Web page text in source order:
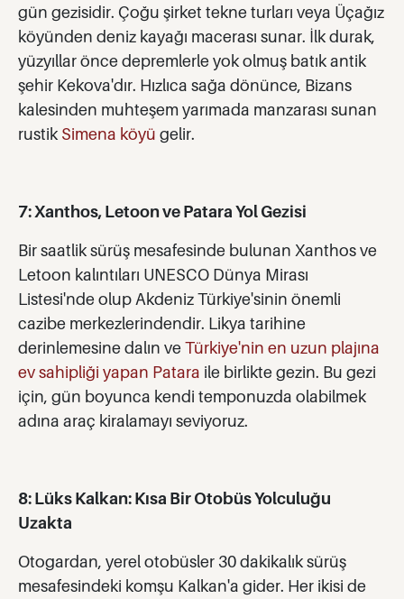
gün gezisidir. Çoğu şirket tekne turları veya Üçağız
köyünden deniz kayağı macerası sunar. İlk durak,
yüzyıllar önce depremlerle yok olmuş batık antik
şehir Kekova'dır. Hızlıca sağa dönünce, Bizans
kalesinden muhteşem yarımada manzarası sunan
rustik Simena köyü gelir.
7: Xanthos, Letoon ve Patara Yol Gezisi
Bir saatlik sürüş mesafesinde bulunan Xanthos ve
Letoon kalıntıları UNESCO Dünya Mirası
Listesi'nde olup Akdeniz Türkiye'sinin önemli
cazibe merkezlerindendir. Likya tarihine
derinlemesine dalın veTürkiye'nin en uzun plajına
ev sahipliği yapan Patara ile birlikte gezin. Bu gezi
için, gün boyunca kendi temponuzda olabilmek
adına araç kiralamayı seviyoruz.
8: Lüks Kalkan: Kısa Bir Otobüs Yolculuğu
Uzakta
Otogardan, yerel otobüsler 30 dakikalık sürüş
mesafesindeki komşu Kalkan'a gider. Her ikisi de